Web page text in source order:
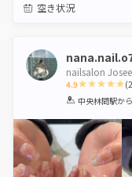
空き状況
nailsalon Josee
4.9
1 2 3 4 5
(
中央林間駅か